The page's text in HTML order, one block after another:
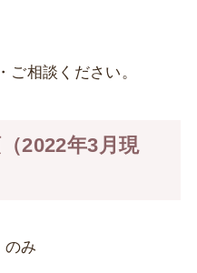
ご相談ください。
2022年3月現
のみ